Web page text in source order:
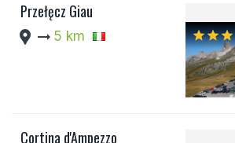
Przełęcz Giau
location_pin arrow_right_alt 5 km starstarstar
Cortina d'Ampezzo